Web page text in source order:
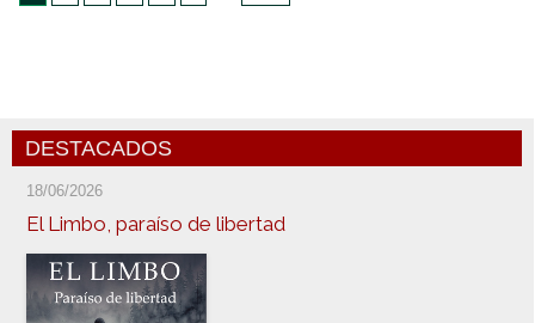
DESTACADOS
18/06/2026
El Limbo, paraíso de libertad